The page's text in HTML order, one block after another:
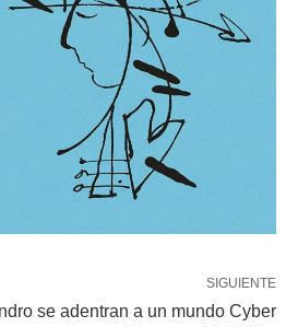
SIGUIENTE
se adentran a un mundo Cyber